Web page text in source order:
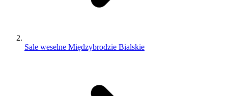
Sale weselne Międzybrodzie Bialskie